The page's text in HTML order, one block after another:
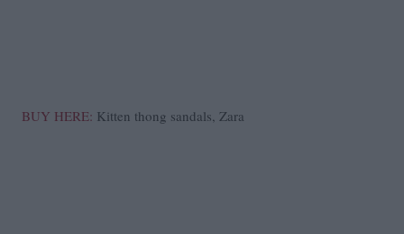
BUY HERE: Kitten thong sandals, Zara